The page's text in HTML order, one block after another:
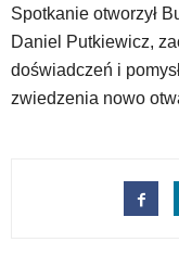
mogą
się
znajdować
powszechnie
Spotkanie otworzył
Daniel Putkiewicz,
doświadczeń i
zwiedzenia nowo